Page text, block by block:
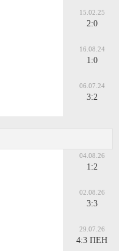
15.02.25
2:0
16.08.24
1:0
06.07.24
3:2
04.08.26
1:2
02.08.26
3:3
29.07.26
4:3 ПЕН